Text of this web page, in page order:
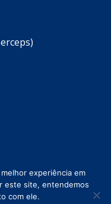
experiência em
este site, entendemos
com ele.